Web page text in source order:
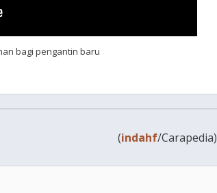
bagi pengantin baru
(indahf/Carapedia)